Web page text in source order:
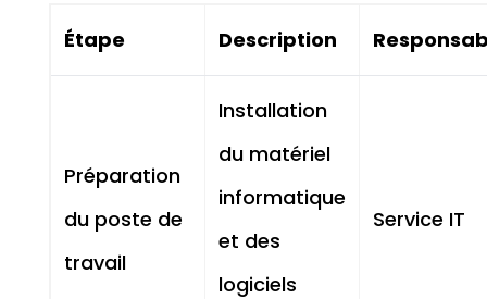
Étape Description
Préparation
du poste de
travail
Installation
du matériel
informatique
et des
logiciels
Service IT